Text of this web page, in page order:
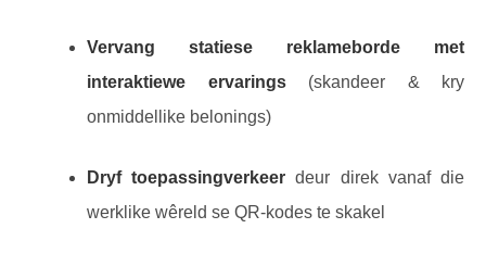
Vervang statiese reklameborde met
interaktiewe ervarings(skandeer & kry
onmiddellike belonings)
Dryf toepassingverkeer deur direk vanaf die
werklike wêreld se QR-kodes te skakel